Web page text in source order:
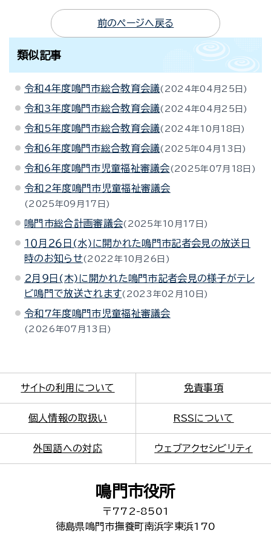
前のページへ戻る
類似記事
令和4年度鳴門市総合教育会議 2024年04月25日
令和3年度鳴門市総合教育会議 2024年04月25日
令和5年度鳴門市総合教育会議 2024年10月18日
令和6年度鳴門市総合教育会議 2025年04月13日
令和6年度鳴門市児童福祉審議会 2025年07月18日
令和2年度鳴門市児童福祉審議会
2025年09月17日
鳴門市総合計画審議会 2025年10月17日
１０月２６日(水)に開かれた鳴門市記者会見の放送日
時のお知らせ
2022年10月26日
２月９日(木)に開かれた鳴門市記者会見の様子がテレ
ビ鳴門で放送されます
2023年02月10日
令和7年度鳴門市児童福祉審議会
2026年07月13日
サイトの利用について 免責事項
個人情報の取扱い RSSについて
外国語への対応 ウェブアクセシビリティ
鳴門市役所
〒772-8501
徳島県鳴門市撫養町南浜字東浜170